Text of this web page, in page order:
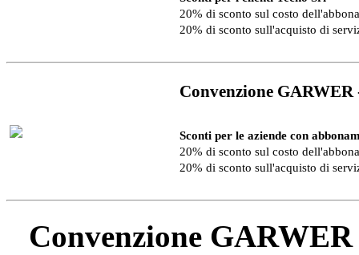
20% di sconto sul costo
20% di sconto sull'acquisto di
Convenzione
Sconti per le aziende con
20% di sconto sul costo
20% di sconto sull'acquisto di
Convenzione